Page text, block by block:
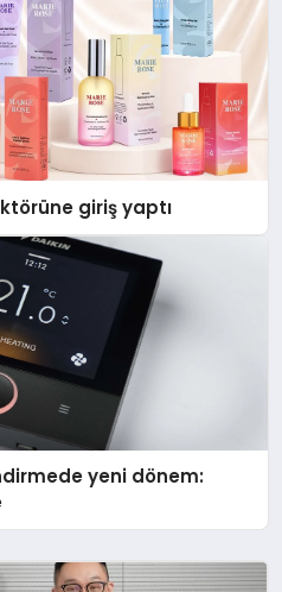
giriş yaptı
yeni dönem: